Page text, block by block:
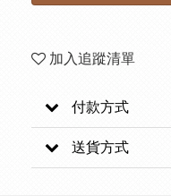
加入追蹤清單
付款方式
送貨方式